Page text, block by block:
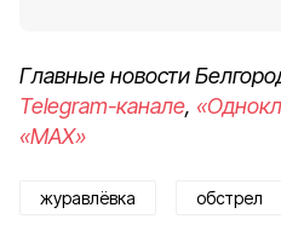
Главные новости
Telegram-канале,
«MAX»
журавлёвка обстрел